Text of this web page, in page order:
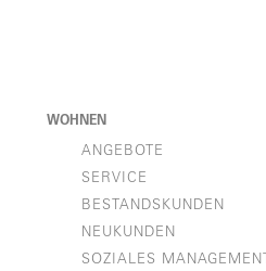
WOHNEN
ANGEBOTE
SERVICE
BESTANDSKUNDEN
NEUKUNDEN
SOZIALES MANAGEMENT